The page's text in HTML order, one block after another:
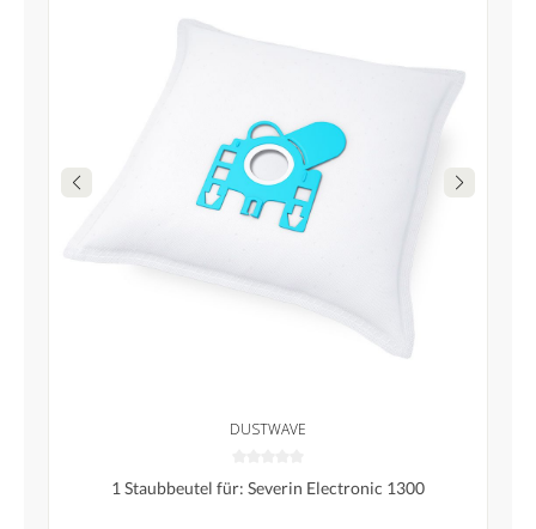
DUSTWAVE
1 Staubbeutel für: Severin Electronic 1300